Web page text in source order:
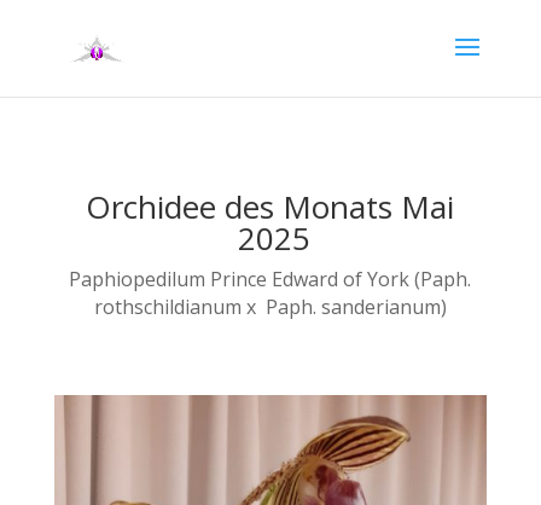
Orchidee des Monats Mai
2025
Paphiopedilum Prince Edward of York (Paph.
rothschildianum x Paph. sanderianum)